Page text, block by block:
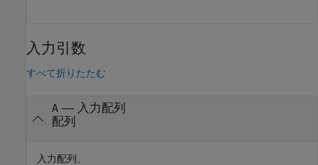
入力引数
すべて折りたたむ
A— 入力配列
配列
入力配列。